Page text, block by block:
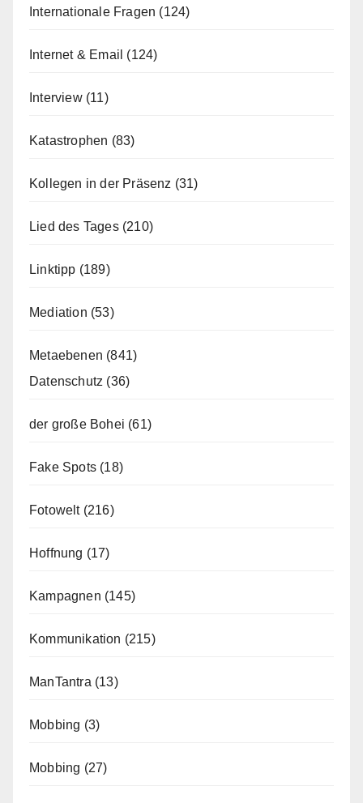
Internationale Fragen (124)
Internet & Email (124)
Interview(11)
Katastrophen (83)
Kollegen in der Präsenz (31)
Lied des Tages(210)
Linktipp (189)
Mediation (53)
Metaebenen (841)
Datenschutz (36)
der große Bohei (61)
Fake Spots (18)
Fotowelt(216)
Hoffnung (17)
Kampagnen (145)
Kommunikation (215)
ManTantra (13)
Mobbing (3)
Mobbing (27)